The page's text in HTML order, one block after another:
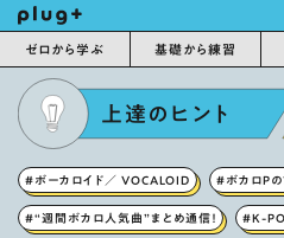
ゼロから学ぶ 基礎から練習
上達のヒント
#ボーカロイド／ VOCALOID #ボカロPの
#“週間ボカロ人気曲”まとめ通信！ #K-